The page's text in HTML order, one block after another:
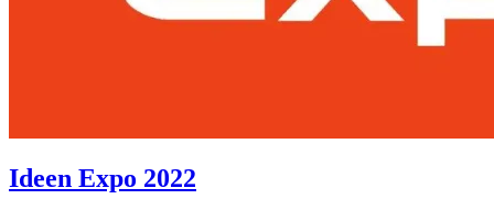
Ideen Expo 2022